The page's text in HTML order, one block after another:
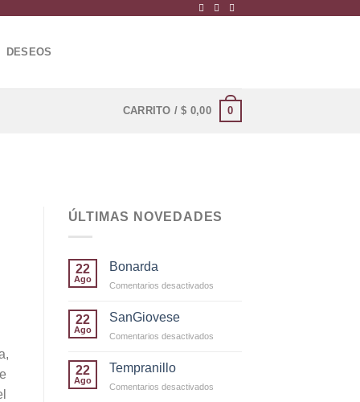
DESEOS
CARRITO /$ 0,00 0
ÚLTIMAS NOVEDADES
22
Ago
Bonarda
Comentarios desactivadosen
22
Ago
SanGiovese
Comentarios desactivadosen
22
Ago
Tempranillo
Comentarios desactivadosen